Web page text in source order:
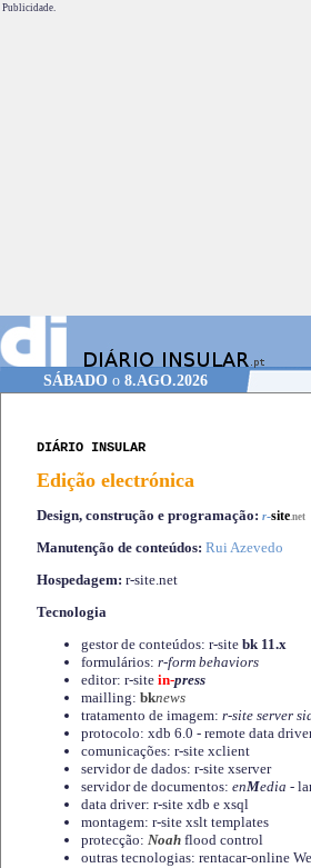
Publicidade.
SÁBADOo 8.AGO.2026
DIÁRIO INSULAR
Edição electrónica
Design, construção e programação: r-site.net
Manutenção de conteúdos: Rui Azevedo
Hospedagem: r-site.net
Tecnologia
gestor de conteúdos: r-site bk 11.x
formulários: r-form behaviors
editor: r-site in-press
mailling: bknews
tratamento de imagem: r-site server
protocolo: xdb 6.0 - remote data
comunicações: r-site xclient
servidor de dados: r-site xserver
servidor de documentos: enMedia -
data driver: r-site xdb e xsql
montagem: r-site xslt templates
protecção: Noah flood control
outras tecnologias: rentacar-online